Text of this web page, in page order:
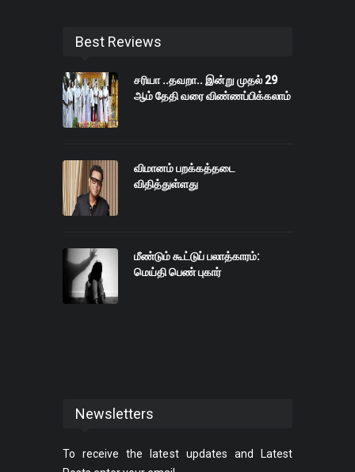
Best Reviews
சரியா ..தவறா.. இன்று முதல் 29
ஆம் தேதி வரை விண்ணப்பிக்கலாம்
விமானம் பறக்கத்தடை
விதித்துள்ளது
மீண்டும் கூட்டுப் பலாத்காரம்:
மெய்தி பெண் புகார்
Newsletters
To receive the latest updates and Latest